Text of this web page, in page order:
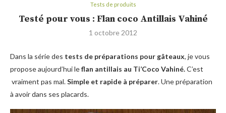
Tests de produits
Testé pour vous : Flan coco Antillais Vahiné
1 octobre 2012
Dans la série des tests de préparations pour gâteaux, je vous
propose aujourd’hui leflan antillais au Ti’Coco Vahiné.C’est
vraiment pas mal.Simple et rapide à préparer. Une préparation
à avoir dans ses placards.